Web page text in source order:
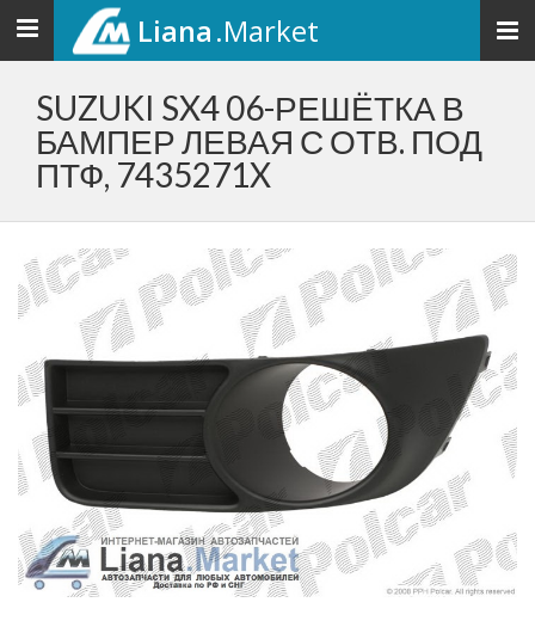
Toggle
navigation
Liana.Market
SUZUKI SX4 06-РЕШЁТКА В
БАМПЕР ЛЕВАЯ С ОТВ. ПОД
ПТФ, 7435271X